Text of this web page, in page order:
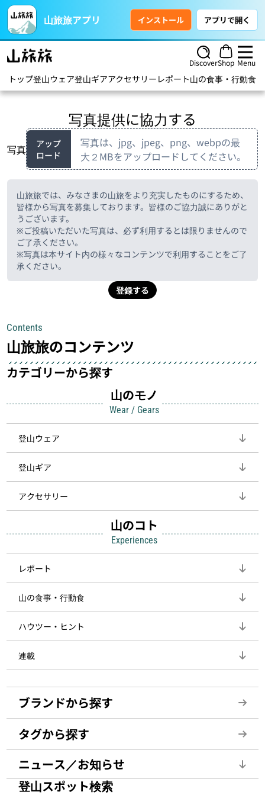
山旅旅アプリ インストール アプリで開く
DiscoverShop Menu
トップ登山ウェア登山ギアアクセサリー レポート山の食事・行動食
写真提供に協力する
写真
アップ
ロード
写真は、jpg、jpeg、png、webpの最
大２MBをアップロードしてください。
山旅旅では、みなさまの山旅をより充実したものにするため、
皆様から写真を募集しております。皆様のご協力誠にありがと
うございます。
※ご投稿いただいた写真は、必ず利用するとは限りませんので
ご了承ください。
※写真は本サイト内の様々なコンテンツで利用することをご了
承ください。
登録する
Contents
山旅旅のコンテンツ
カテゴリーから探す
山のモノ
Wear / Gears
登山ウェア
登山ギア
アクセサリー
山のコト
Experiences
レポート
山の食事・行動食
ハウツー・ヒント
連載
ブランドから探す
タグから探す
ニュース／お知らせ
登山スポット検索